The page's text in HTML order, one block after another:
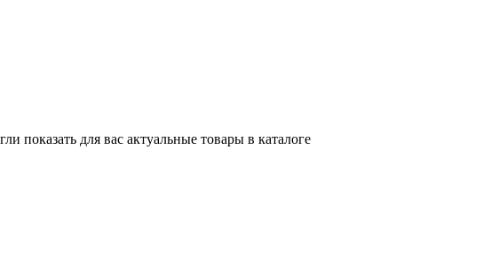
показать для вас актуальные товары в каталоге